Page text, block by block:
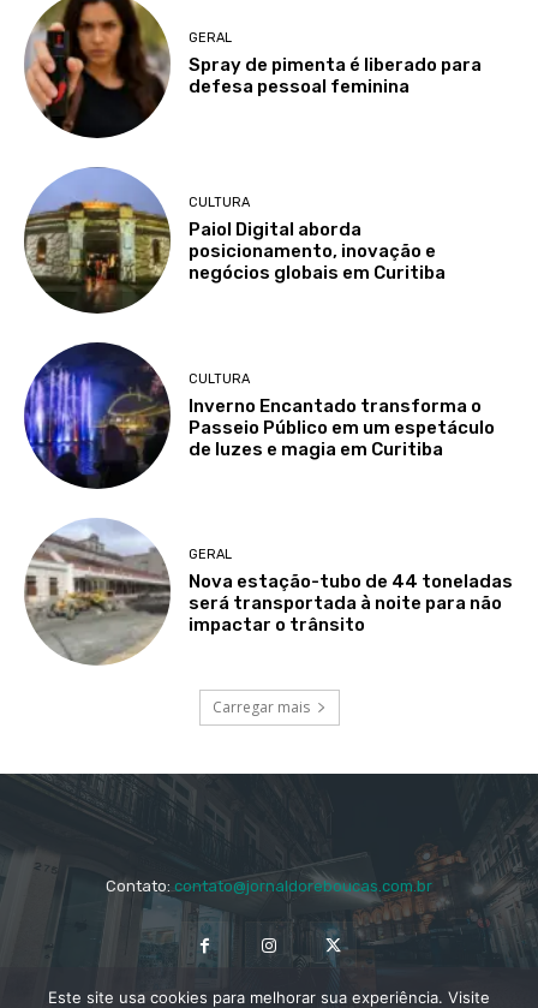
GERAL
Spray de pimenta é liberado para
defesa pessoal feminina
CULTURA
Paiol Digital aborda
posicionamento, inovação e
negócios globais em Curitiba
CULTURA
Inverno Encantado transforma o
Passeio Público em um espetáculo
de luzes e magia em Curitiba
GERAL
Nova estação-tubo de 44 toneladas
será transportada à noite para não
impactar o trânsito
Carregar mais
Contato: contato@jornaldoreboucas.com.br
Este site usa cookies para melhorar sua experiência. Visite